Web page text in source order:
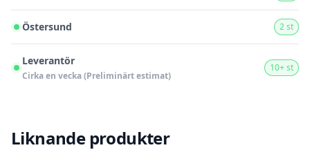
Östersund 2 st
Leverantör
Cirka en vecka (Preliminärt estimat)
10+ st
Liknande produkter